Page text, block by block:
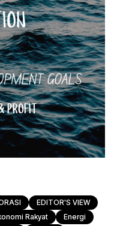
EDITOR'S VIEW
Rakyat Energi